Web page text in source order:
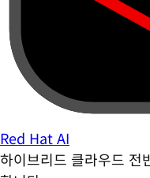
Red Hat AI
하이브리드 클라우드 전